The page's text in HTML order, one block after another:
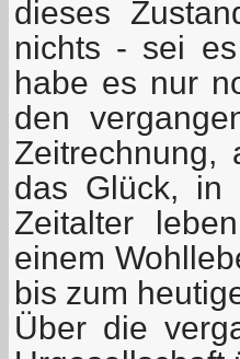
dieses
nichts - sei
habe es nur
den
Zeitrechnung,
das Glück, in
Zeitalter
einem
bis zum
Über die